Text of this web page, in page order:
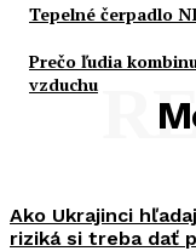
Tepelné čerpadlo
Prečo ľudia
vzduchu
Ako Ukrajinci
riziká si treba dať